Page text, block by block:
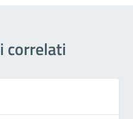
correlati